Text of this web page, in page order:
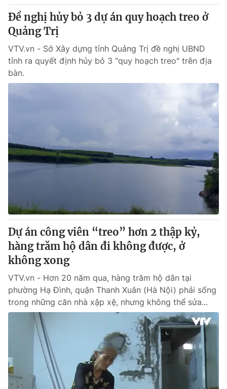
Đề nghị hủy bỏ 3 dự án quy hoạch treo ở
Quảng Trị
VTV.vn - Sở Xây dựng tỉnh Quảng Trị đề nghị UBND
tỉnh ra quyết định hủy bỏ 3 "quy hoạch treo" trên địa
bàn.
Dự án công viên “treo” hơn 2 thập kỷ,
hàng trăm hộ dân đi không được, ở
không xong
VTV.vn - Hơn 20 năm qua, hàng trăm hộ dân tại
phường Hạ Đình, quận Thanh Xuân (Hà Nội) phải sống
trong những căn nhà xập xệ, nhưng không thể sửa...